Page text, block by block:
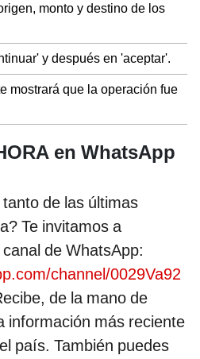
monto y destino de los
y después en 'aceptar'.
mostrará que la operación fue
en WhatsApp
de las últimas
Te invitamos a
de WhatsApp:
channel/0029Va92
de la mano de
información más reciente
país. También puedes